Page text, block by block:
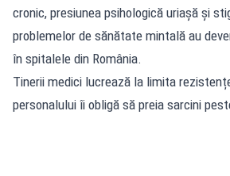
cronic, presiunea psihologică uriașă și
problemelor de sănătate mintală au
în spitalele din România.
Tinerii medici lucrează la limita
personalului îi obligă să preia sarcini